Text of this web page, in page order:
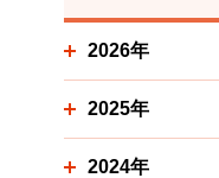
2026年
2025年
2024年